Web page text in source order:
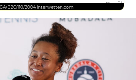
Daniil
B2C/110/2004 interwetten.com